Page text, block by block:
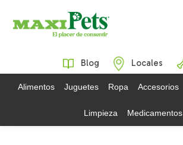
Blog Locales
Alimentos Juguetes Ropa Accesorios
Limpieza Medicamentos